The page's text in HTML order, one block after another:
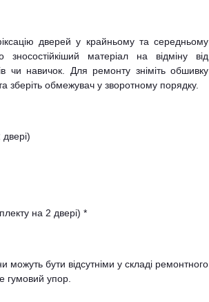
дверей у крайньому та середньому
зносостійкіший матеріал на відміну від
чи навичок. Для ремонту зніміть обшивку
зберіть обмежувач у зворотному порядку.
на 2 двері) *
бути відсутніми у складі ремонтного
гумовий упор.